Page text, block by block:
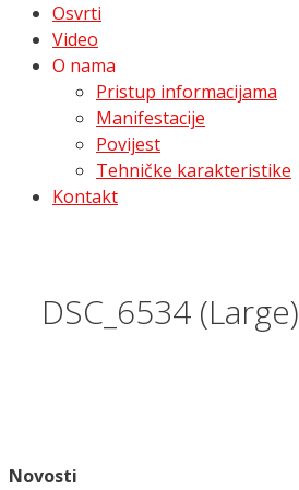
Osvrti
Video
O nama
Pristup informacijama
Manifestacije
Povijest
Tehničke karakteristike
Kontakt
DSC_6534 (Large)
Novosti